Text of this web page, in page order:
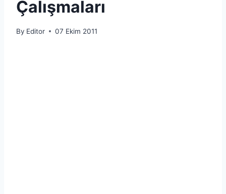
Çalışmaları
By Editor 07 Ekim 2011